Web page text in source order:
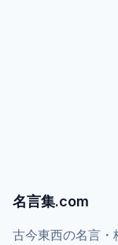
名言集.com
古今東西の名言